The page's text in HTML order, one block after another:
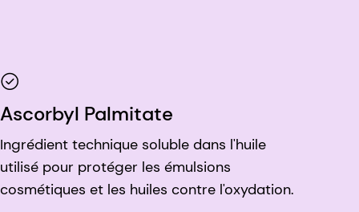
Ascorbyl Palmitate
Ingrédient technique soluble dans l'huile
utilisé pour protéger les émulsions
cosmétiques et les huiles contre l'oxydation.